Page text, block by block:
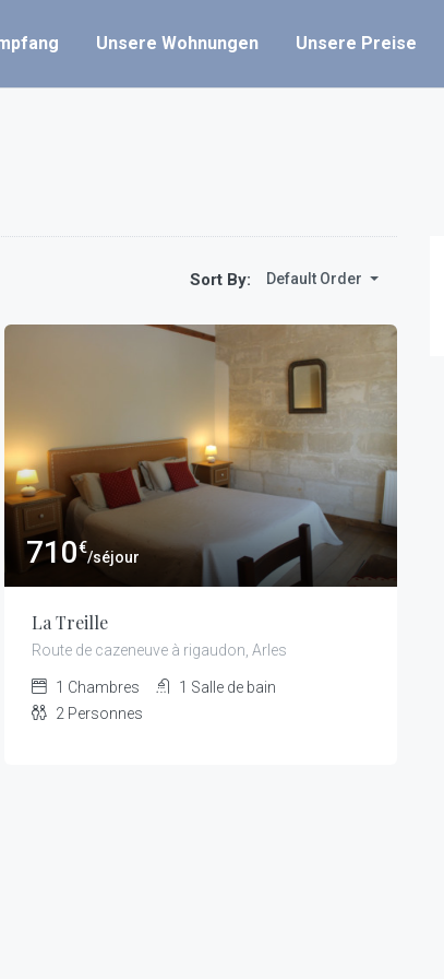
Unsere Wohnungen Unsere Preise
Sort By: Default Order
710€
/séjour
La Treille
Route de cazeneuve à rigaudon, Arles
1 Chambres 1 Salle de bain
2 Personnes